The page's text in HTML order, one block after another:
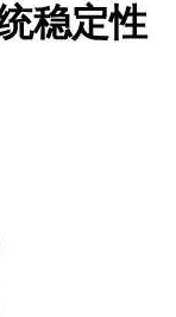
稳定性